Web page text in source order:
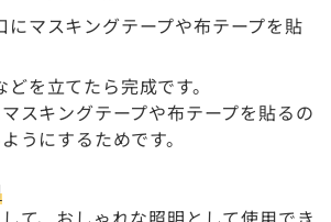
にマスキングテープや布テープを貼
を立てたら完成です。
スキングテープや布テープを貼るの
うにするためです。